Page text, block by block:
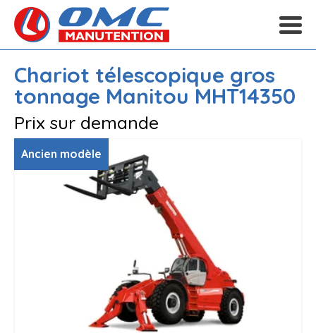
Chariot télescopique gros
tonnage Manitou MHT14350
Prix sur demande
Ancien modèle